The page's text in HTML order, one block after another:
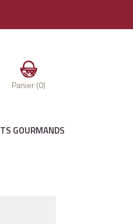
Panier(0)
GOURMANDS